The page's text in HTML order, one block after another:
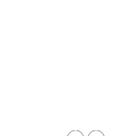
や変更につい